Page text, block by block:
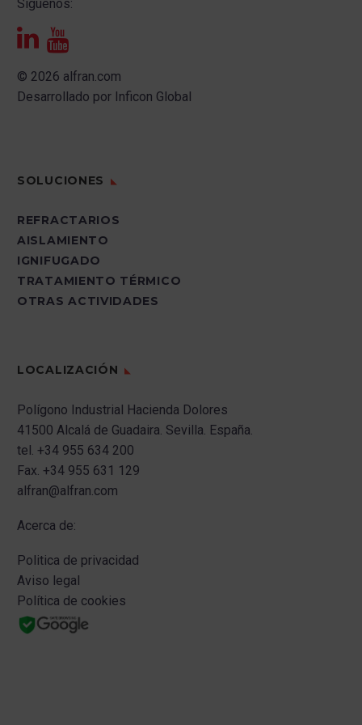
Estratégico que se está ultimando. También
destacó la importancia de trabajar en la
Tras las in
Síguenos:
© 2026 alfran.com
Desarrollado por Inficon Global
SOLUCIONES
REFRACTARIOS
AISLAMIENTO
IGNIFUGADO
TRATAMIENTO TÉRMICO
OTRAS ACTIVIDADES
LOCALIZACIÓN
Polígono Industrial Hacienda Dolores
41500 Alcalá de Guadaira. Sevilla. España.
tel. +34 955 634 200
Fax. +34 955 631 129
alfran@alfran.com
Acerca de:
Politica de privacidad
Aviso legal
Política de cookies